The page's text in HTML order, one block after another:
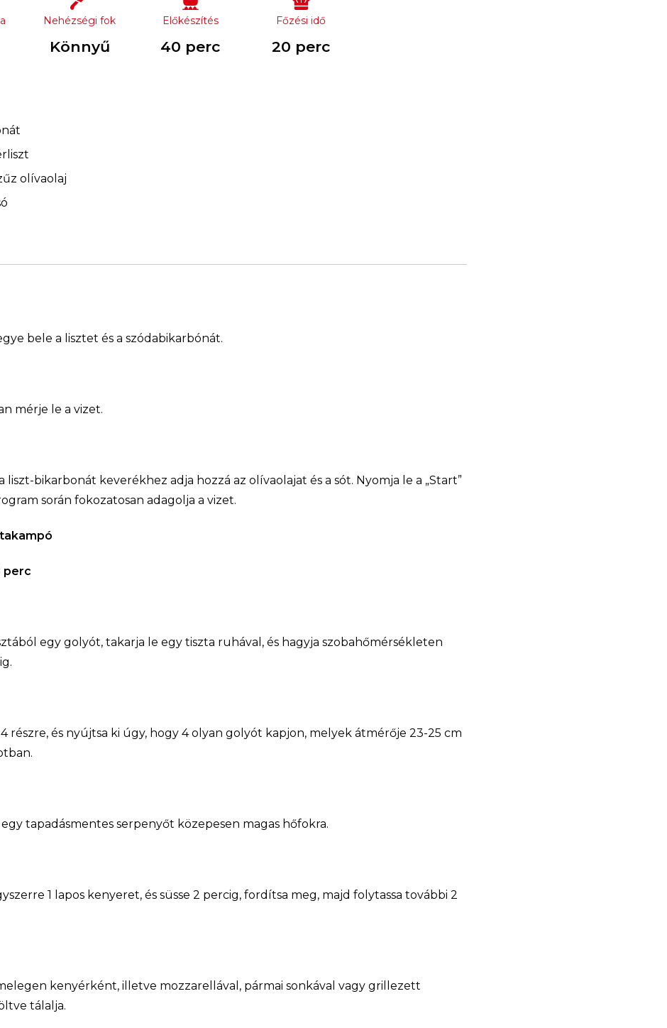
Nehézségi fok
Könnyű
Előkészítés
40 perc
Főzési idő
20 perc
olívaolaj
bele a lisztet és a szódabikarbónát.
mérje le a vizet.
liszt-bikarbonát keverékhez adja hozzá az olívaolajat és a sót. Nyomja le a „Start”
során fokozatosan adagolja a vizet.
perc
egy golyót, takarja le egy tiszta ruhával, és hagyja szobahőmérsékleten
részre, és nyújtsa ki úgy, hogy 4 olyan golyót kapjon, melyek átmérője 23-25 cm
tapadásmentes serpenyőt közepesen magas hőfokra.
1 lapos kenyeret, és süsse 2 percig, fordítsa meg, majd folytassa további 2
kenyérként, illetve mozzarellával, pármai sonkával vagy grillezett
tálalja.